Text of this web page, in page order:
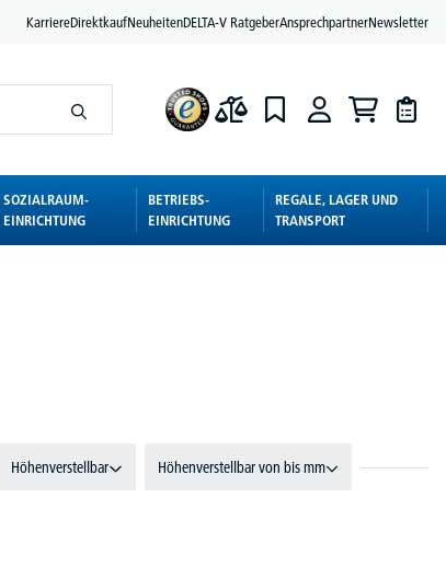
KarriereDirektkaufNeuheitenDELTA-V RatgeberAnsprechpartnerNewsletter
SOZIALRAUM-
EINRICHTUNG
BETRIEBS-
EINRICHTUNG
REGALE, LAGER UND
TRANSPORT
Höhenverstellbar Höhenverstellbar von bis mm